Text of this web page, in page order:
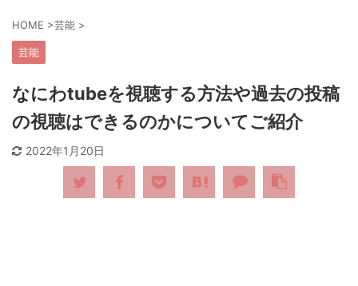
HOME >芸能 >
芸能
なにわtubeを視聴する方法や過去の投稿
の視聴はできるのかについてご紹介
2022年1月20日